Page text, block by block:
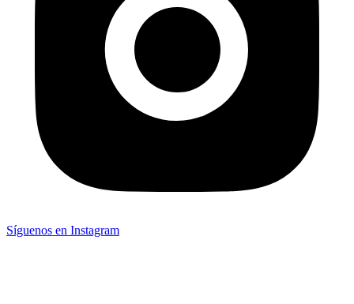
Síguenos en Instagram